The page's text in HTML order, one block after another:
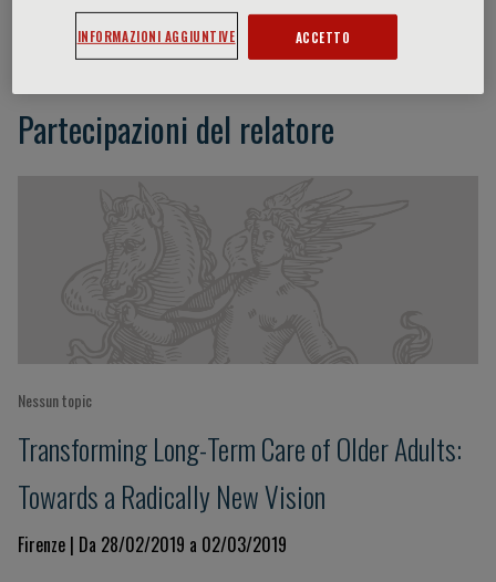
Espen H.Aspnes
Partecipazioni del relatore
Nessun topic
Transforming Long-Term Care of Older Adults:
Towards a Radically New Vision
Firenze | Da 28/02/2019 a 02/03/2019
INFORMAZIONI AGGIUNTIVE ACCETTO